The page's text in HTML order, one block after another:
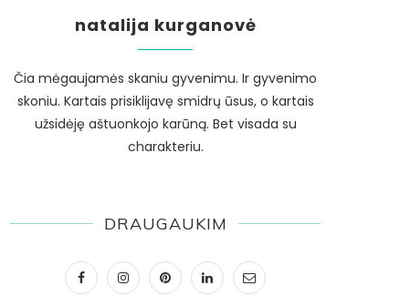
natalija kurganovė
Čia mėgaujamės skaniu gyvenimu. Ir gyvenimo
skoniu. Kartais prisiklijavę smidrų ūsus, o kartais
užsidėję aštuonkojo karūną. Bet visada su
charakteriu.
DRAUGAUKIM